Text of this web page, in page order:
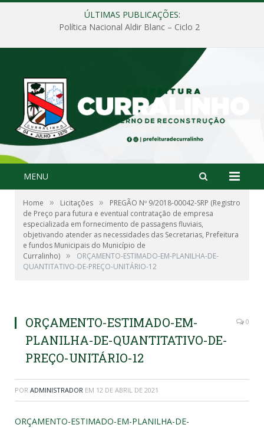
ÚLTIMAS PUBLICAÇÕES:
Política Nacional Aldir Blanc – Ciclo 2
MENU
Home » Licitações »
PREGÃO Nº 9/2018-00042-SRP (Registro
de Preço para futura e eventual contratação de empresa
especializada em fornecimento de passagens fluviais,
objetivando atender as necessidades das Secretarias, Prefeitura
e fundos Municipais do Município de
Curralinho) »
ORÇAMENTO-ESTIMADO-EM-PLANILHA-DE-
QUANTITATIVO-DE-PREÇO-UNITÁRIO-12
ORÇAMENTO-ESTIMADO-EM-
PLANILHA-DE-QUANTITATIVO-DE-
PREÇO-UNITÁRIO-12
0
POR ADMINISTRADOR EM 12 DE ABRIL DE 2021
ORÇAMENTO-ESTIMADO-EM-PLANILHA-DE-